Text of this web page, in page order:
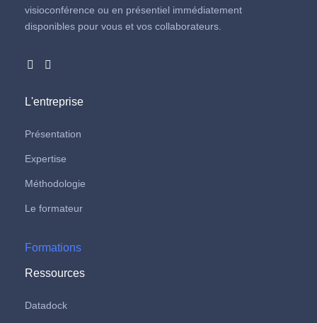
visioconférence ou en présentiel immédiatement
disponibles pour vous et vos collaborateurs.
L'entreprise
Présentation
Expertise
Méthodologie
Le formateur
Formations
Ressources
Datadock